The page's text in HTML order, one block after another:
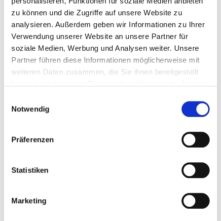
zu können und die Zugriffe auf unsere Website zu
analysieren. Außerdem geben wir Informationen zu Ihrer
Verwendung unserer Website an unsere Partner für
soziale Medien, Werbung und Analysen weiter. Unsere
Partner führen diese Informationen möglicherweise mit
weiteren Daten zusammen, die Sie ihnen bereitgestellt
Notwendig
Präferenzen
Statistiken
Marketing
Wie stelle ich einen Antrag auf Förderung?
Haben Sie sich mit derRichtlinie zum
Förderprogramm "Energieeffizienzmaßnahmen im
Bestand"vertraut gemacht? Haben Sie alle nötigen
Unterlagen zusammen?
Kostenvoranschlag der ausführenden Firma
KfW
Antrag auf Förderung nach
per E-Mail
anklimaschutz@hameln.de
oder schriftlich an